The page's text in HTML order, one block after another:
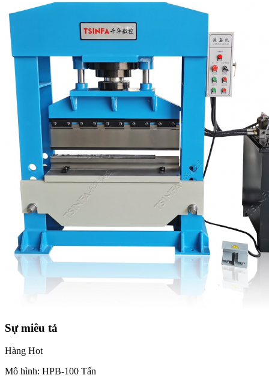
Sự miêu tả
Hàng Hot
Mô hình: HPB-100 Tấn